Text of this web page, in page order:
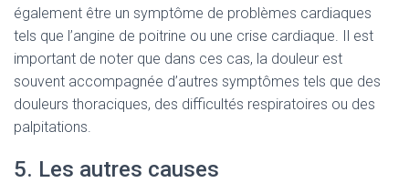
également être un symptôme de problèmes cardiaques
tels que l’angine de poitrine ou une crise cardiaque. Il est
important de noter que dans ces cas, la douleur est
souvent accompagnée d’autres symptômes tels que des
douleurs thoraciques, des difficultés respiratoires ou des
palpitations.
5. Les autres causes